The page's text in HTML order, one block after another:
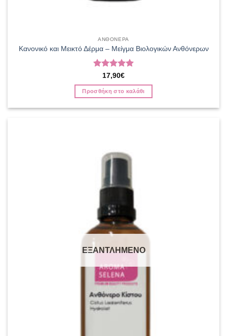
ΑΝΘΟΝΕΡΑ
Κανονικό και Μεικτό Δέρμα – Μείγμα Βιολογικών Ανθόνερων
Βαθμολογήθηκε
με5από 5
17,90€
Προσθήκη στο καλάθι
ΕΞΑΝΤΛΗΜΕΝΟ